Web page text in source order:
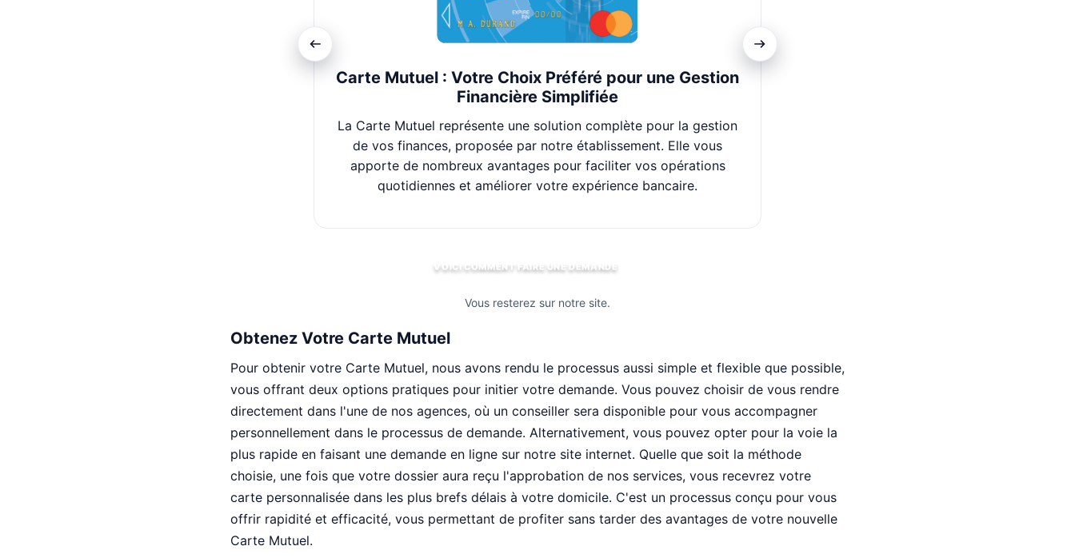
Carte Mutuel : Votre Choix Préféré pour une Gestion
Financière Simplifiée
La Carte Mutuel représente une solution complète pour la gestion
de vos finances, proposée par notre établissement. Elle vous
apporte de nombreux avantages pour faciliter vos opérations
quotidiennes et améliorer votre expérience bancaire.
VOICI COMMENT FAIRE UNE DEMANDE
Vous resterez sur notre site.
Obtenez Votre Carte Mutuel
Pour obtenir votre Carte Mutuel, nous avons rendu le processus aussi simple et flexible que possible,
vous offrant deux options pratiques pour initier votre demande. Vous pouvez choisir de vous rendre
directement dans l'une de nos agences, où un conseiller sera disponible pour vous accompagner
personnellement dans le processus de demande. Alternativement, vous pouvez opter pour la voie la
plus rapide en faisant une demande en ligne sur notre site internet. Quelle que soit la méthode
choisie, une fois que votre dossier aura reçu l'approbation de nos services, vous recevrez votre
carte personnalisée dans les plus brefs délais à votre domicile. C'est un processus conçu pour vous
offrir rapidité et efficacité, vous permettant de profiter sans tarder des avantages de votre nouvelle
Carte Mutuel.